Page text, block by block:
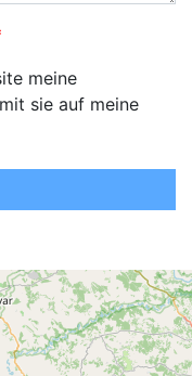
meine
sie auf meine